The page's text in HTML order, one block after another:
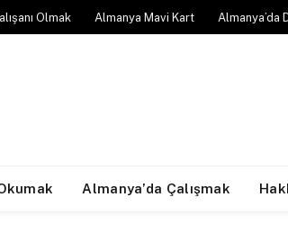
Olmak Almanya Mavi Kart Almanya’da
Almanya’da Çalışmak